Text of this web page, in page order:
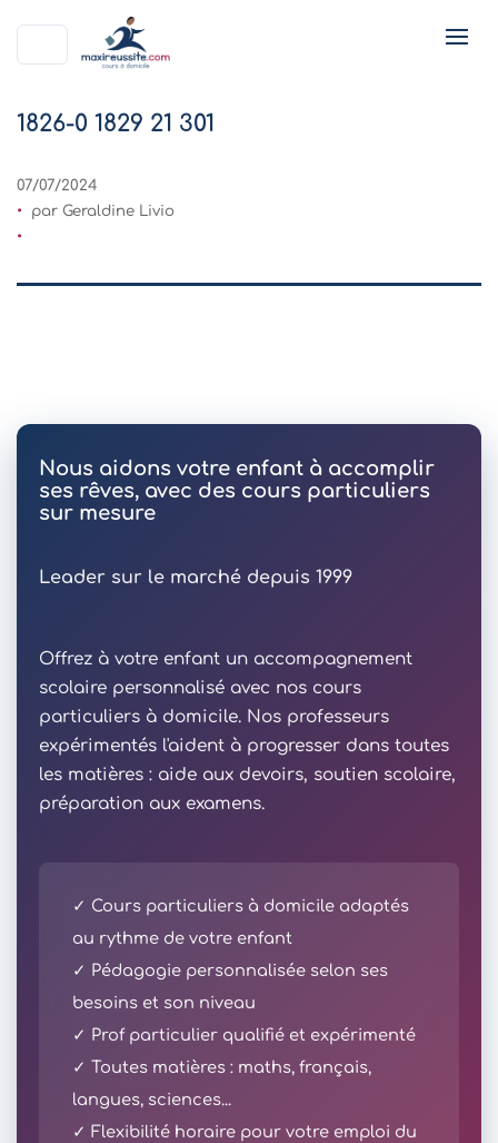
1826-0 1829 21 301
07/07/2024
par Geraldine Livio
Nous aidons votre enfant à accomplir
ses rêves, avec des cours particuliers
sur mesure
Leader sur le marché depuis 1999
Offrez à votre enfant un accompagnement
scolaire personnalisé avec nos cours
particuliers à domicile. Nos professeurs
expérimentés l'aident à progresser dans toutes
les matières : aide aux devoirs, soutien scolaire,
préparation aux examens.
✓ Cours particuliers à domicile adaptés
au rythme de votre enfant
✓ Pédagogie personnalisée selon ses
besoins et son niveau
✓ Prof particulier qualifié et expérimenté
✓ Toutes matières : maths, français,
langues, sciences...
✓ Flexibilité horaire pour votre emploi du